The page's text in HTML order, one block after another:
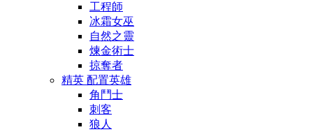
工程師
冰霜女巫
自然之靈
煉金術士
掠奪者
精英 配置英雄
角鬥士
刺客
狼人